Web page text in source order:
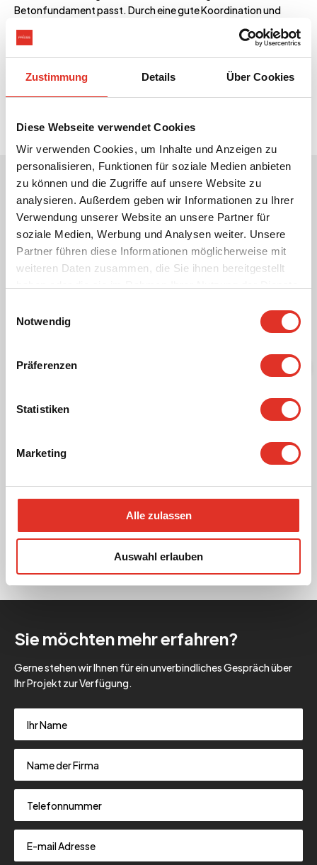
Zustimmung Details Über Cookies
Diese Webseite verwendet Cookies
Wir verwenden Cookies, um Inhalte und Anzeigen zu
personalisieren, Funktionen für soziale Medien anbieten
zu können und die Zugriffe auf unsere Website zu
analysieren. Außerdem geben wir Informationen zu Ihrer
Verwendung unserer Website an unsere Partner für
soziale Medien, Werbung und Analysen weiter. Unsere
Partner führen diese Informationen möglicherweise mit
weiteren Daten zusammen, die Sie ihnen bereitgestellt
Notwendig
Präferenzen
Statistiken
Marketing
Alle zulassen
Auswahl erlauben
Betonfundament passt. Durch eine gute Koordination und
gute Zusammenarbeit zwischen Syd Energi und Priess A/S
gelang es, das Fundament und die Trafostation perfekt
aufeinander abzustimmen.
Die Transformatorstation wurde komplett mit zwei
Niederspannungsschalttafeln geliefert.
Entsprechende Referenzen
Projekt
Alle Referenzen anzeigen
Sie möchten mehr erfahren?
Gerne stehen wir Ihnen für ein unverbindliches Gespräch über
Ihr Projekt zur Verfügung.